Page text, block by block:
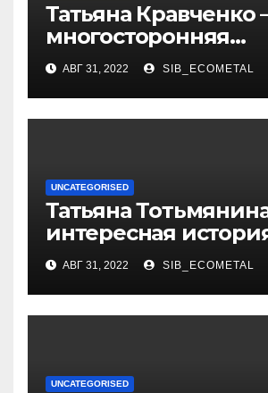
Татьяна Кравченко
многосторонняя
талантливая
актриса с богатой
биографией и
карьерой
АВГ 31, 2022 SIB_ECOMETAL
UNCATEGORISED
Татьяна
интересная
российской
АВГ 31, 2022 SIB_ECOMETAL
UNCATEGORISED